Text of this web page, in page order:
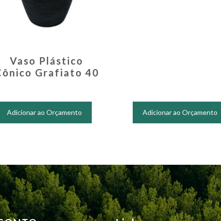
Vaso Plástico
Grafiato 40
Adicionar ao Orçamento
opções
podem
ser
escolhidas
na
página
Adicionar ao Orçamento